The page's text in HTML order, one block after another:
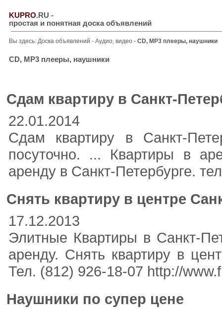
KUPRO.RU -
простая и понятная доска объявлений
Вы здесь: Доска объявлений - Аудио, видео - CD, MP3 плееры, наушники
CD, MP3 плееры, наушники
Сдам квартиру в Санкт-
22.01.2014
Сдам квартиру в Санкт-
посуточно. ... Квартиры в
аренду в Санкт-Петербурге.
Снять квартиру в центре
17.12.2013
Элитные Квартиры в Санкт-
аренду. Снять квартиру в
Тел. (812) 926-18-07 http://
Наушники по супер цене